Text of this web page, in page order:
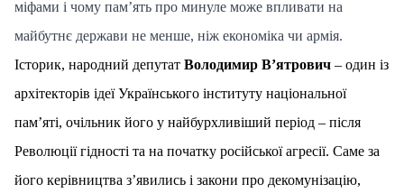
міфами і чому пам’ять про минуле може впливати на
майбутнє держави не менше, ніж економіка чи армія.
Історик, народний депутат Володимир В’ятрович – один із
архітекторів ідеї Українського інституту національної
пам’яті, очільник його у найбурхливіший період – після
Революції гідності та на початку російської агресії. Саме за
його керівництва з’явились і закони про декомунізацію,